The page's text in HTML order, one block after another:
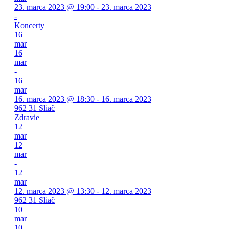
23. marca 2023 @ 19:00 - 23. marca 2023
-
Koncerty
16
mar
16
mar
-
16
mar
16. marca 2023 @ 18:30 - 16. marca 2023
962 31 Sliač
Zdravie
12
mar
12
mar
-
12
mar
12. marca 2023 @ 13:30 - 12. marca 2023
962 31 Sliač
10
mar